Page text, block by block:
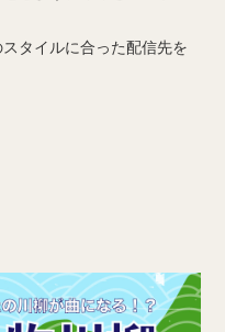
タイルに合った配信先を